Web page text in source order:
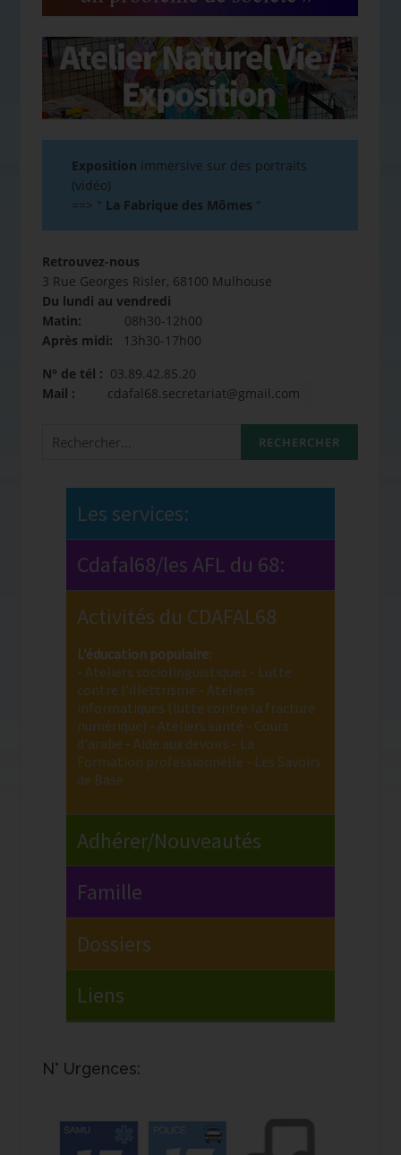
Exposition immersive sur des portraits
(vidéo)
==> " La Fabrique des Mômes "
Retrouvez-nous
3 Rue Georges Risler, 68100 Mulhouse
Du lundi au vendredi
Matin: 08h30-12h00
Après midi: 13h30-17h00
N° de tél : 03.89.42.85.20
Mail : cdafal68.secretariat@gmail.com
N° Urgences: